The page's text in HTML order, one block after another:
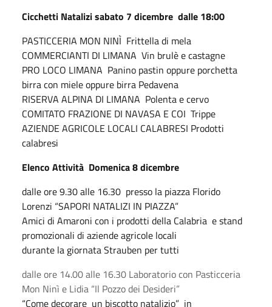
Cicchetti Natalizi sabato 7 dicembre dalle 18:00
PASTICCERIA MON NINÌ Frittella di mela
COMMERCIANTI DI LIMANA Vin brulè e castagne
PRO LOCO LIMANA Panino pastin oppure porchetta
birra con miele oppure birra Pedavena
RISERVA ALPINA DI LIMANA Polenta e cervo
COMITATO FRAZIONE DI NAVASA E COI Trippe
AZIENDE AGRICOLE LOCALI CALABRESI Prodotti
calabresi
Elenco Attività Domenica 8 dicembre
dalle ore 9.30 alle 16.30 presso la piazza Florido
Lorenzi “SAPORI NATALIZI IN PIAZZA”
Amici di Amaroni con i prodotti della Calabria e stand
promozionali di aziende agricole locali
durante la giornata Strauben per tutti
dalle ore 14.00 alle 16.30 Laboratorio con Pasticceria
Mon Ninì e Lidia “Il Pozzo dei Desideri”
“Come decorare un biscotto natalizio” in